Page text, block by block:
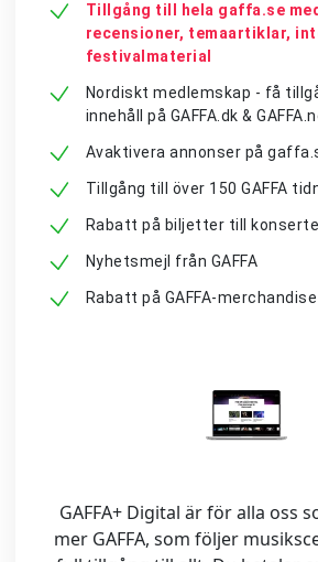
Tillgång till hela gaffa.se
recensioner, temaartiklar,
festivalmaterial
Nordiskt medlemskap - få
innehåll på GAFFA.dk &
Avaktivera annonser på
Tillgång till över 150 GAFFA
Rabatt på biljetter till
Nyhetsmejl från GAFFA
Rabatt på GAFFA-
GAFFA+ Digital är för alla oss
mer GAFFA, som följer